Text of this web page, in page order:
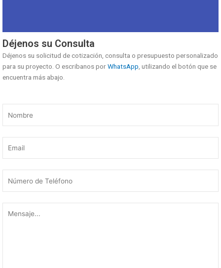
Déjenos su Consulta
Déjenos su solicitud de cotización, consulta o presupuesto personalizado
para su proyecto. O escribanos porWhatsApp , utilizando el botón que se
encuentra más abajo.